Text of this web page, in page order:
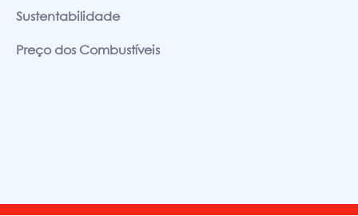
Sustentabilidade
Preço dos Combustíveis